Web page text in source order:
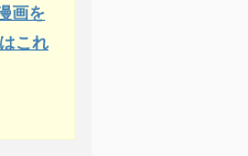
画を
これ